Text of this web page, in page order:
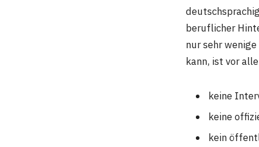
beruflicher
nur sehr
kann, ist vor
keine
keine
kein